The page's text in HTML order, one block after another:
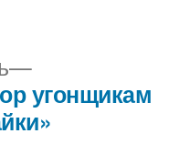
Следующая
запись:
угонщикам